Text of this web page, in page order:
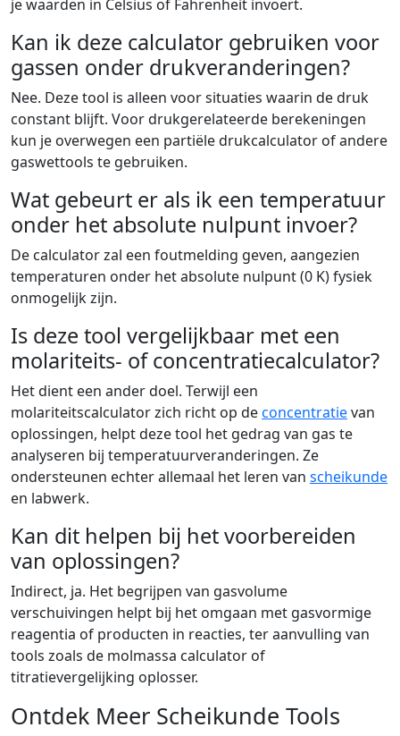
je waarden in Celsius of Fahrenheit invoert.
Kan ik deze calculator gebruiken voor
gassen onder drukveranderingen?
Nee. Deze tool is alleen voor situaties waarin de druk
constant blijft. Voor drukgerelateerde berekeningen
kun je overwegen een partiële drukcalculator of andere
gaswettools te gebruiken.
Wat gebeurt er als ik een temperatuur
onder het absolute nulpunt invoer?
De calculator zal een foutmelding geven, aangezien
temperaturen onder het absolute nulpunt (0 K) fysiek
onmogelijk zijn.
Is deze tool vergelijkbaar met een
molariteits- of concentratiecalculator?
Het dient een ander doel. Terwijl een
molariteitscalculator zich richt op deconcentratievan
oplossingen, helpt deze tool het gedrag van gas te
analyseren bij temperatuurveranderingen. Ze
ondersteunen echter allemaal het leren van scheikunde
en labwerk.
Kan dit helpen bij het voorbereiden
van oplossingen?
Indirect, ja. Het begrijpen van gasvolume
verschuivingen helpt bij het omgaan met gasvormige
reagentia of producten in reacties, ter aanvulling van
tools zoals de molmassa calculator of
titratievergelijking oplosser.
Ontdek Meer Scheikunde Tools